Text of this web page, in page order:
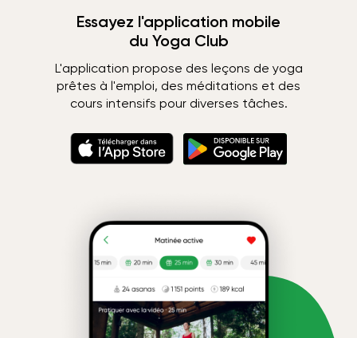
Essayez l'application mobile
du Yoga Club
L'application propose des leçons de yoga
prêtes à l'emploi, des méditations et des
cours intensifs pour diverses tâches.